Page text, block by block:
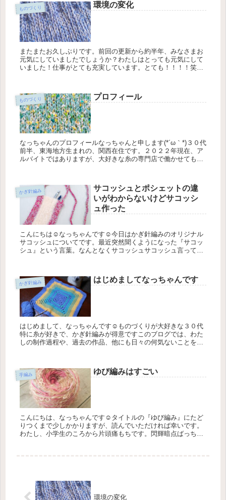
ものづくり 環境の変化
またまたお久しぶりです。前回の更新から約半年、みなさまお
元気にしていましたでしょうか？わたしはとっても元気にして
いました！仕事がとても充実しています。とても！！！！笑こ
ものづくり プロフィール
なっちゃんのプロフィールなっちゃんと申します(*´ω｀*)３０代
前半、東海地方生まれの、関西在住です。２０２２年現在、ア
ルバイトではありますが、大好きな糸の専門店で働かせてもら
かぎ針編み
サコッシュとポシェットの違
いがわからないけどサコッシ
ュ作った
こんにちは☺なっちゃんです☺今日はかぎ針編みのオリジナル
サコッシュについてです。最近突然聞くようになった『サコッ
シュ』という言葉。なんとなくサコッシュサコッシュ言ってま
かぎ針編み はじめましてなっちゃんです
はじめまして、なっちゃんです☺ものづくりが大好きな３０代
特に糸が好きで、かぎ針編みが得意ですこのブログでは、わた
しの制作過程や、過去の作品、他にも日々の何気ないことを記
手編み ゆび編みはすごい
こんにちは、なっちゃんです☺タイトルの『ゆび編み』にたど
りつくまで少しかかりますが、読んでいただければ幸いです。
わたし、小学生のころから片頭痛もちです。閃輝暗点ばっちり
環境の変化